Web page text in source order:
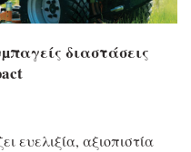
διαστάσεις
ευελιξία, αξιοπιστία